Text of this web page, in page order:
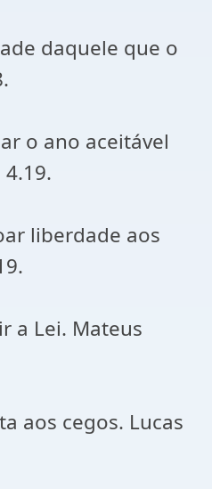
daquele que o
o ano aceitável
4.19.
liberdade aos
a Lei. Mateus
aos cegos. Lucas